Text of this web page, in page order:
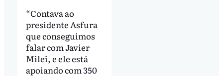
“Contava ao
presidente Asfura
que conseguimos
falar com Javier
Milei, e ele está
apoiando com 350